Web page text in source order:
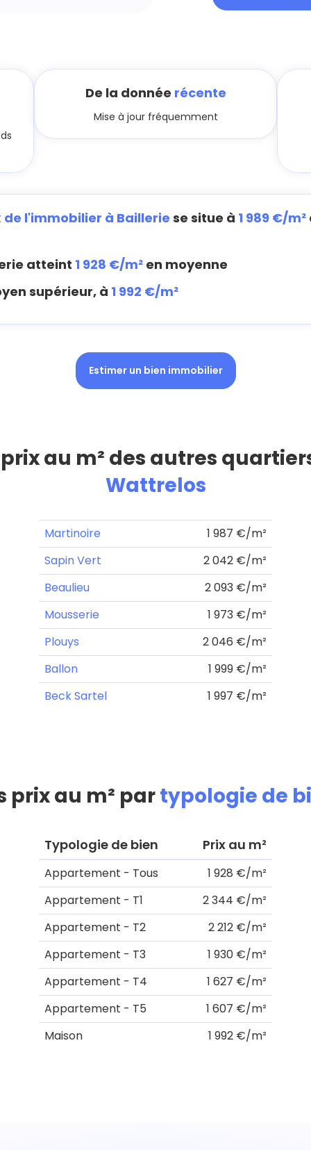
De la donnée récente
Mise à jour fréquemment
de l'immobilier à Baillerie se situe à 1 989 €/m²
atteint 1 928 €/m² en moyenne
supérieur, à 1 992 €/m²
Estimer un bien immobilier
prix au m² des autres
Wattrelos
Martinoire
1 987 €/m²
Sapin Vert
2 042 €/m²
Beaulieu
2 093 €/m²
Mousserie
1 973 €/m²
Plouys
2 046 €/m²
Ballon
1 999 €/m²
Beck Sartel
1 997 €/m²
prix au m² partypologie de
Typologie de bien Prix au m²
Appartement - Tous
1 928 €/m²
Appartement - T1
2 344 €/m²
Appartement - T2
2 212 €/m²
Appartement - T3
1 930 €/m²
Appartement - T4
1 627 €/m²
Appartement - T5
1 607 €/m²
Maison
1 992 €/m²